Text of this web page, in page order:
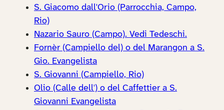
S. Giacomo dall'Orio (Parrocchia, Campo,
Rio)
Nazario Sauro (Campo). Vedi Tedeschi.
Fornèr (Campiello del) o del Marangon a S.
Gio. Evangelista
S. Giovanni (Campiello, Rio)
Olio (Calle dell') o del Caffettier a S.
Giovanni Evangelista